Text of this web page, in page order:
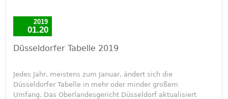
2019
01.20
Düsseldorfer Tabelle 2019
Jedes Jahr, meistens zum Januar, ändert sich die
Düsseldorfer Tabelle in mehr oder minder großem
Umfang. Das Oberlandesgericht Düsseldorf aktualisiert